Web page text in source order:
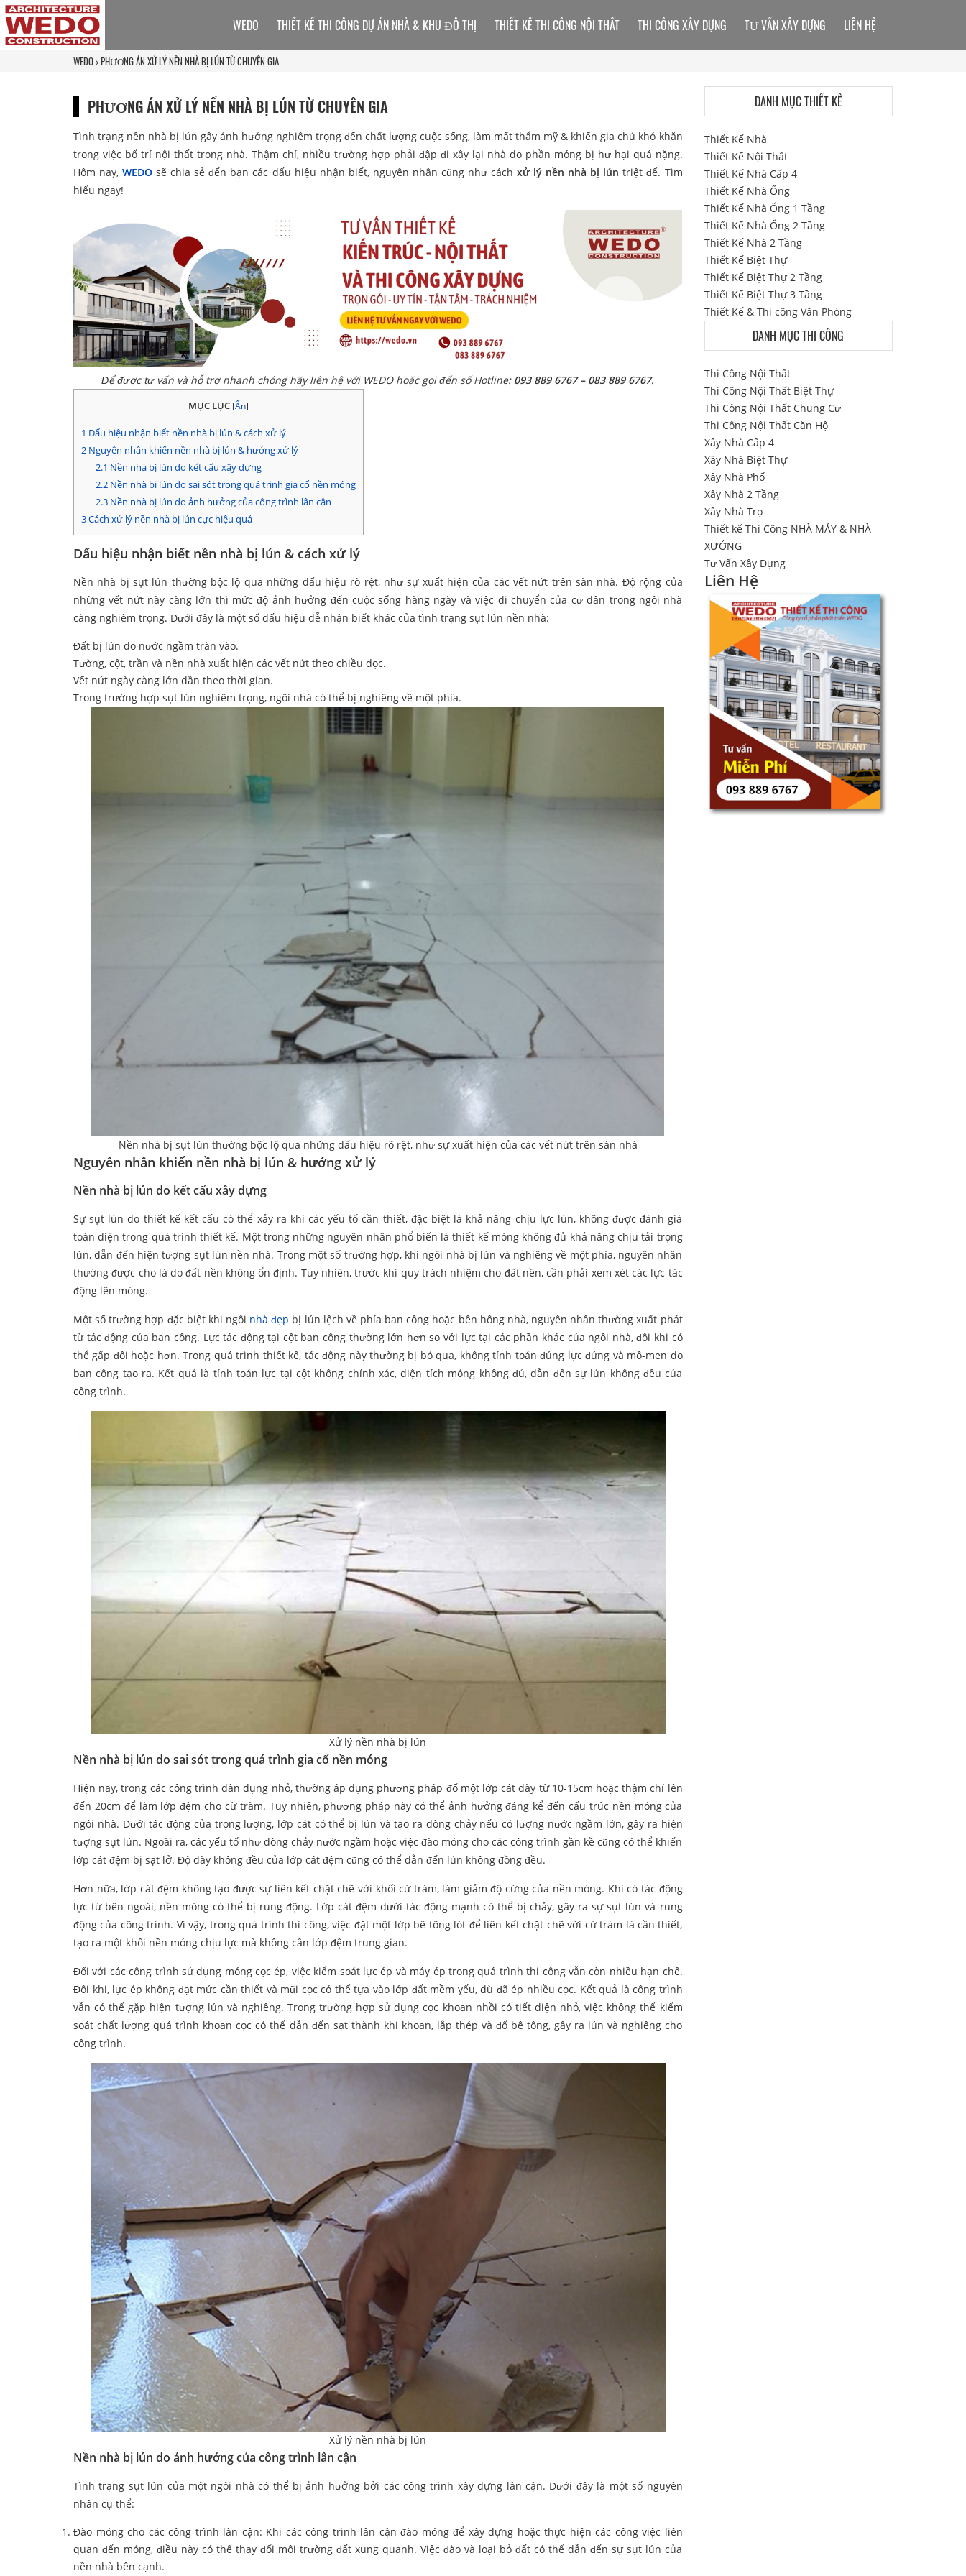
WEDO PHƯƠNG ÁN XỬ LÝ NỀN NHÀ BỊ LÚN TỪ CHUYÊN GIA
PHƯƠNG ÁN XỬ LÝ NỀN NHÀ BỊ LÚN TỪ CHUYÊN GIA
Tình trạng nền nhà bị lún gây ảnh hưởng nghiêm trọng đến chất lượng cuộc sống, làm mất thẩm mỹ & khiến gia chủ khó khăn
trong việc bố trí nội thất trong nhà. Thậm chí, nhiều trường hợp phải đập đi xây lại nhà do phần móng bị hư hại quá nặng.
Hôm nay,WEDO sẽ chia sẻ đến bạn các dấu hiệu nhận biết, nguyên nhân cũng như cáchxử lý nền nhà bị lún triệt để. Tìm
hiểu ngay!
Để được tư vấn và hỗ trợ nhanh chóng hãy liên hệ với WEDO hoặc gọi đến số Hotline: 093 889 6767 – 083 889 6767.
MỤC LỤC [Ẩn]
1 Dấu hiệu nhận biết nền nhà bị lún & cách xử lý
2 Nguyên nhân khiến nền nhà bị lún & hướng xử lý
2.1 Nền nhà bị lún do kết cấu xây dựng
2.2Nền nhà bị lún do sai sót trong quá trình gia cố nền móng
2.3Nền nhà bị lún do ảnh hưởng của công trình lân cận
3Cách xử lý nền nhà bị lún cực hiệu quả
Dấu hiệu nhận biết nền nhà bị lún & cách xử lý
Nền nhà bị sụt lún thường bộc lộ qua những dấu hiệu rõ rệt, như sự xuất hiện của các vết nứt trên sàn nhà. Độ rộng của
những vết nứt này càng lớn thì mức độ ảnh hưởng đến cuộc sống hàng ngày và việc di chuyển của cư dân trong ngôi nhà
càng nghiêm trọng. Dưới đây là một số dấu hiệu dễ nhận biết khác của tình trạng sụt lún nền nhà:
Đất bị lún do nước ngầm tràn vào.
Tường, cột, trần và nền nhà xuất hiện các vết nứt theo chiều dọc.
Vết nứt ngày càng lớn dần theo thời gian.
Trong trường hợp sụt lún nghiêm trọng, ngôi nhà có thể bị nghiêng về một phía.
Nền nhà bị sụt lún thường bộc lộ qua những dấu hiệu rõ rệt, như sự xuất hiện của các vết nứt trên sàn nhà
Nguyên nhân khiến nền nhà bị lún & hướng xử lý
Nền nhà bị lún do kết cấu xây dựng
Sự sụt lún do thiết kế kết cấu có thể xảy ra khi các yếu tố cần thiết, đặc biệt là khả năng chịu lực lún, không được đánh giá
toàn diện trong quá trình thiết kế. Một trong những nguyên nhân phổ biến là thiết kế móng không đủ khả năng chịu tải trọng
lún, dẫn đến hiện tượng sụt lún nền nhà. Trong một số trường hợp, khi ngôi nhà bị lún và nghiêng về một phía, nguyên nhân
thường được cho là do đất nền không ổn định. Tuy nhiên, trước khi quy trách nhiệm cho đất nền, cần phải xem xét các lực tác
động lên móng.
Một số trường hợp đặc biệt khi ngôi nhà đẹp bị lún lệch về phía ban công hoặc bên hông nhà, nguyên nhân thường xuất phát
từ tác động của ban công. Lực tác động tại cột ban công thường lớn hơn so với lực tại các phần khác của ngôi nhà, đôi khi có
thể gấp đôi hoặc hơn. Trong quá trình thiết kế, tác động này thường bị bỏ qua, không tính toán đúng lực đứng và mô-men do
ban công tạo ra. Kết quả là tính toán lực tại cột không chính xác, diện tích móng không đủ, dẫn đến sự lún không đều của
công trình.
Xử lý nền nhà bị lún
Nền nhà bị lún do sai sót trong quá trình gia cố nền móng
Hiện nay, trong các công trình dân dụng nhỏ, thường áp dụng phương pháp đổ một lớp cát dày từ 10-15cm hoặc thậm chí lên
đến 20cm để làm lớp đệm cho cừ tràm. Tuy nhiên, phương pháp này có thể ảnh hưởng đáng kể đến cấu trúc nền móng của
ngôi nhà. Dưới tác động của trọng lượng, lớp cát có thể bị lún và tạo ra dòng chảy nếu có lượng nước ngầm lớn, gây ra hiện
tượng sụt lún. Ngoài ra, các yếu tố như dòng chảy nước ngầm hoặc việc đào móng cho các công trình gần kề cũng có thể khiến
lớp cát đệm bị sạt lở. Độ dày không đều của lớp cát đệm cũng có thể dẫn đến lún không đồng đều.
Hơn nữa, lớp cát đệm không tạo được sự liên kết chặt chẽ với khối cừ tràm, làm giảm độ cứng của nền móng. Khi có tác động
lực từ bên ngoài, nền móng có thể bị rung động. Lớp cát đệm dưới tác động mạnh có thể bị chảy, gây ra sự sụt lún và rung
động của công trình. Vì vậy, trong quá trình thi công, việc đặt một lớp bê tông lót để liên kết chặt chẽ với cừ tràm là cần thiết,
tạo ra một khối nền móng chịu lực mà không cần lớp đệm trung gian.
Đối với các công trình sử dụng móng cọc ép, việc kiểm soát lực ép và máy ép trong quá trình thi công vẫn còn nhiều hạn chế.
Đôi khi, lực ép không đạt mức cần thiết và mũi cọc có thể tựa vào lớp đất mềm yếu, dù đã ép nhiều cọc. Kết quả là công trình
vẫn có thể gặp hiện tượng lún và nghiêng. Trong trường hợp sử dụng cọc khoan nhồi có tiết diện nhỏ, việc không thể kiểm
soát chất lượng quá trình khoan cọc có thể dẫn đến sạt thành khi khoan, lắp thép và đổ bê tông, gây ra lún và nghiêng cho
công trình.
Xử lý nền nhà bị lún
Nền nhà bị lún do ảnh hưởng của công trình lân cận
Tình trạng sụt lún của một ngôi nhà có thể bị ảnh hưởng bởi các công trình xây dựng lân cận. Dưới đây là một số nguyên
nhân cụ thể:
Đào móng cho các công trình lân cận: Khi các công trình lân cận đào móng để xây dựng hoặc thực hiện các công việc liên
quan đến móng, điều này có thể thay đổi môi trường đất xung quanh. Việc đào và loại bỏ đất có thể dẫn đến sự sụt lún của
nền nhà bên cạnh.
WEDO THIẾT KẾ THI CÔNG DỰ ÁN NHÀ & KHU ĐÔ THỊ THIẾT KẾ THI CÔNG NỘI THẤT THI CÔNG XÂY DỰNG TƯ VẤN XÂY DỰNG LIÊN HỆ
DANH MỤC THIẾT KẾ
Thiết Kế Nhà
Thiết Kế Nội Thất
Thiết Kế Nhà Cấp 4
Thiết Kế Nhà Ống
Thiết Kế Nhà Ống 1 Tầng
Thiết Kế Nhà Ống 2 Tầng
Thiết Kế Nhà 2 Tầng
Thiết Kế Biệt Thự
Thiết Kế Biệt Thự 2 Tầng
Thiết Kế Biệt Thự 3 Tầng
Thiết Kế & Thi công Văn Phòng
DANH MỤC THI CÔNG
Thi Công Nội Thất
Thi Công Nội Thất Biệt Thự
Thi Công Nội Thất Chung Cư
Thi Công Nội Thất Căn Hộ
Xây Nhà Cấp 4
Xây Nhà Biệt Thự
Xây Nhà Phố
Xây Nhà 2 Tầng
Xây Nhà Trọ
Thiết kế Thi Công NHÀ MÁY & NHÀ
XƯỞNG
Tư Vấn Xây Dựng
Liên Hệ